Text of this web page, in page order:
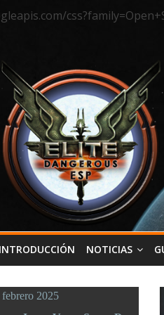
INTRODUCCIÓN NOTICIAS
febrero 2025